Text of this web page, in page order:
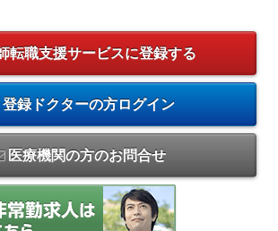
転職支援サービスに登録する
登録ドクターの方ログイン
医療機関の方のお問合せ